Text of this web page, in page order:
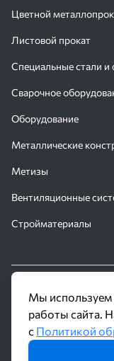
Цветной
Листовой прокат
Специальные стали и
Сварочное
Оборудование
Металлические
Метизы
Вентиляционные
Стройматериалы
© 2016 - 2026
Решение»
Политика
Информация на сайте не
Мы используем
работы сайта.
с Политикой